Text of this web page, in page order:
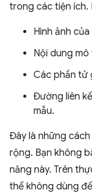
trong các tiện ích.
Hình ảnh
Nội dung mô
Các phần tử
Đường liên
mẫu.
Đây là những
rộng. Bạn không
năng này. Trên
thể không dùng